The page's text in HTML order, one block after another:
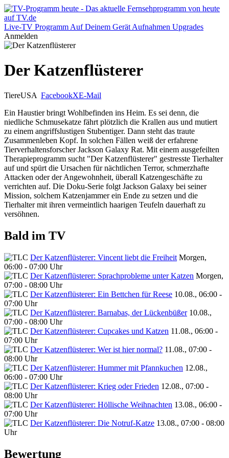
Live-TV Programm Auf Deinem Gerät Aufnahmen Upgrades
Anmelden
Der Katzenflüsterer
TiereUSA FacebookXE-Mail
Ein Haustier bringt Wohlbefinden ins Heim. Es sei denn, die
niedliche Schmusekatze fährt plötzlich die Krallen aus und mutiert
zu einem angriffslustigen Stubentiger. Dann steht das traute
Zusammenleben Kopf. In solchen Fällen weiß der erfahrene
Tierverhaltensforscher Jackson Galaxy Rat. Mit einem ausgefeilten
Therapieprogramm sucht "Der Katzenflüsterer" gestresste Tierhalter
auf und spürt die Ursachen für nächtlichen Terror, schmerzhafte
Attacken oder der Angewohnheit, überall Katzengeschäfte zu
verrichten auf. Die Doku-Serie folgt Jackson Galaxy bei seiner
Mission, solchem Katzenjammer ein Ende zu setzen und die
Tierhalter mit ihren vermeintlich haarigen Teufeln dauerhaft zu
versöhnen.
Bald im TV
Der Katzenflüsterer: Vincent liebt die Freiheit Morgen,
06:00 - 07:00 Uhr
Der Katzenflüsterer: Sprachprobleme unter Katzen Morgen,
07:00 - 08:00 Uhr
Der Katzenflüsterer: Ein Bettchen für Reese 10.08., 06:00 -
07:00 Uhr
Der Katzenflüsterer: Barnabas, der Lückenbüßer 10.08.,
07:00 - 08:00 Uhr
Der Katzenflüsterer: Cupcakes und Katzen 11.08., 06:00 -
07:00 Uhr
Der Katzenflüsterer: Wer ist hier normal? 11.08., 07:00 -
08:00 Uhr
Der Katzenflüsterer: Hummer mit Pfannkuchen 12.08.,
06:00 - 07:00 Uhr
Der Katzenflüsterer: Krieg oder Frieden 12.08., 07:00 -
08:00 Uhr
Der Katzenflüsterer: Höllische Weihnachten 13.08., 06:00 -
07:00 Uhr
Der Katzenflüsterer: Die Notruf-Katze 13.08., 07:00 - 08:00
Uhr
Bewertung